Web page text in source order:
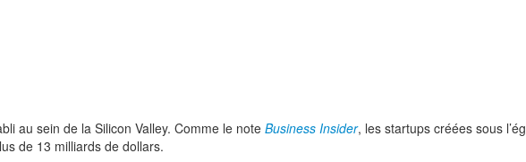
au sein de la Silicon Valley. Comme le note Business Insider, les startups créées sous
de 13 milliards de dollars.